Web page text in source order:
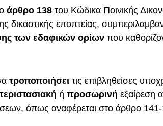
άρθρο 138 του Κώδικα Ποινικής
δικαστικής εποπτείας,
των εδαφικών ορίων που
τροποποιήσει τις επιβληθείσες
ή προσωρινή εξαίρεση
όπως αναφέρεται στο άρθρο 141-